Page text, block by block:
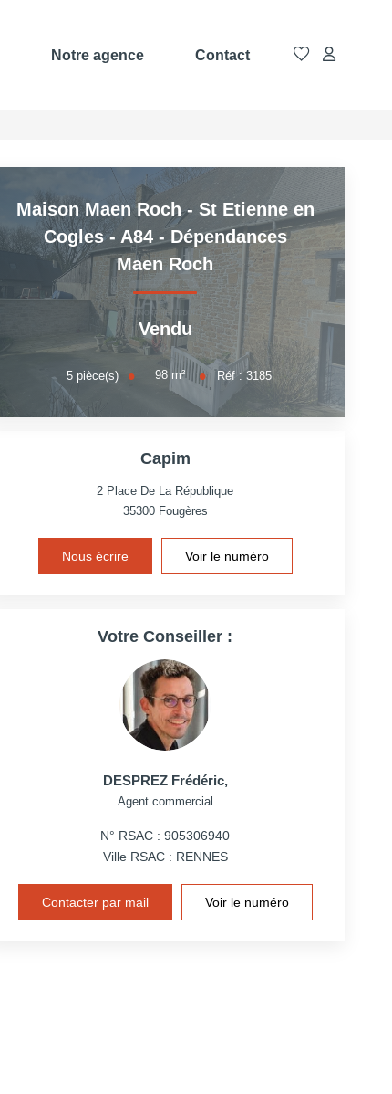
Notre agence Contact
Maison Maen Roch - St Etienne en
Cogles - A84 - Dépendances
Maen Roch
Vendu
5 pièce(s) 98 m² Réf : 3185
Capim
2 Place De La République
35300 Fougères
Nous écrire Voir le numéro
Votre Conseiller :
DESPREZ Frédéric,
Agent commercial
N° RSAC : 905306940
Ville RSAC : RENNES
Contacter par mail Voir le numéro